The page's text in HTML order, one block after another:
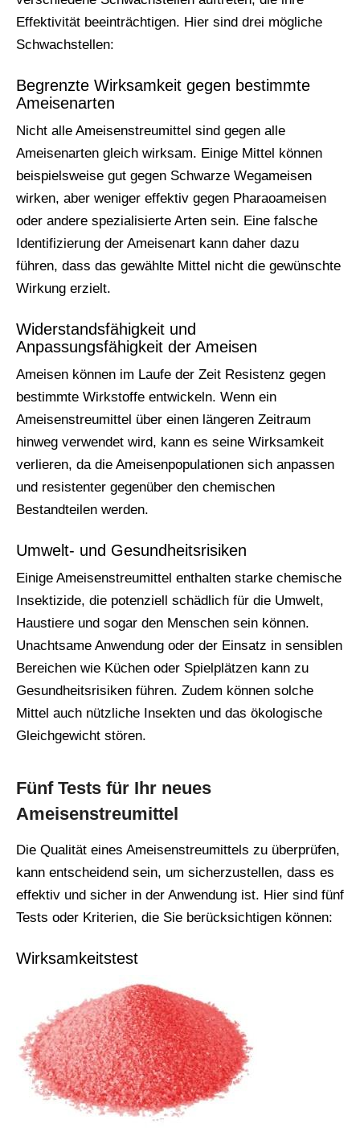
Effektivität beeinträchtigen. Hier sind drei mögliche
Schwachstellen:
Begrenzte Wirksamkeit gegen bestimmte
Ameisenarten
Nicht alle Ameisenstreumittel sind gegen alle
Ameisenarten gleich wirksam. Einige Mittel können
beispielsweise gut gegen Schwarze Wegameisen
wirken, aber weniger effektiv gegen Pharaoameisen
oder andere spezialisierte Arten sein. Eine falsche
Identifizierung der Ameisenart kann daher dazu
führen, dass das gewählte Mittel nicht die gewünschte
Wirkung erzielt.
Widerstandsfähigkeit und
Anpassungsfähigkeit der Ameisen
Ameisen können im Laufe der Zeit Resistenz gegen
bestimmte Wirkstoffe entwickeln. Wenn ein
Ameisenstreumittel über einen längeren Zeitraum
hinweg verwendet wird, kann es seine Wirksamkeit
verlieren, da die Ameisenpopulationen sich anpassen
und resistenter gegenüber den chemischen
Bestandteilen werden.
Umwelt- und Gesundheitsrisiken
Einige Ameisenstreumittel enthalten starke chemische
Insektizide, die potenziell schädlich für die Umwelt,
Haustiere und sogar den Menschen sein können.
Unachtsame Anwendung oder der Einsatz in sensiblen
Bereichen wie Küchen oder Spielplätzen kann zu
Gesundheitsrisiken führen. Zudem können solche
Mittel auch nützliche Insekten und das ökologische
Gleichgewicht stören.
Fünf Tests für Ihr neues
Ameisenstreumittel
Die Qualität eines Ameisenstreumittels zu überprüfen,
kann entscheidend sein, um sicherzustellen, dass es
effektiv und sicher in der Anwendung ist. Hier sind fünf
Tests oder Kriterien, die Sie berücksichtigen können:
Wirksamkeitstest